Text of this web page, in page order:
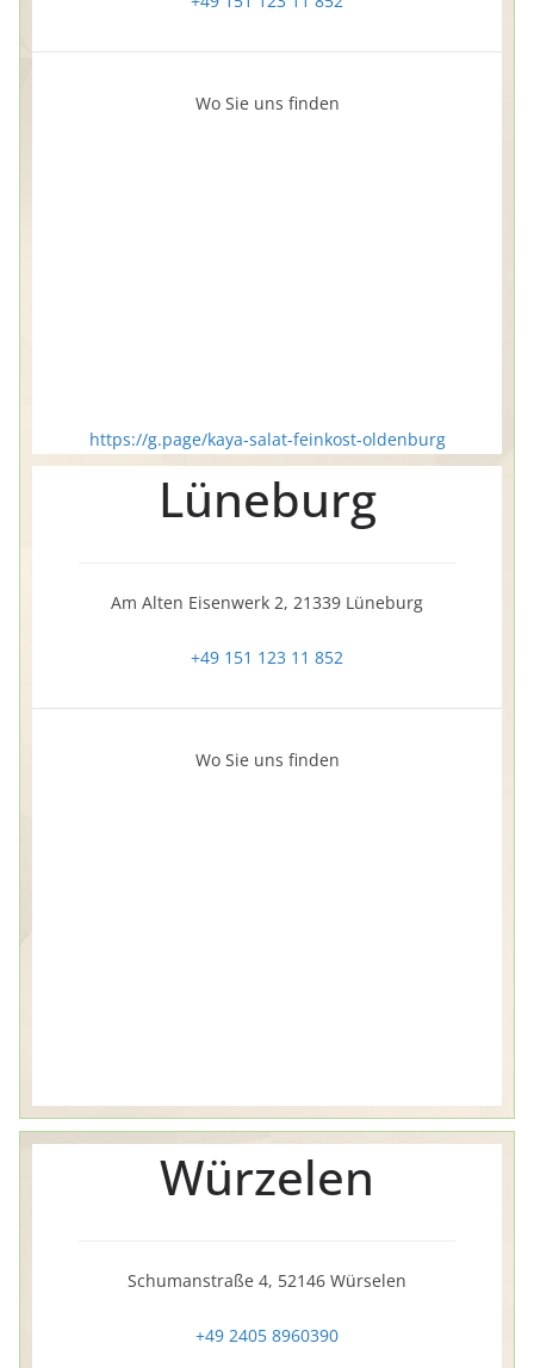
Wo Sie uns finden
https://g.page/kaya-salat-feinkost-oldenburg
Lüneburg
Am Alten Eisenwerk 2, 21339 Lüneburg
+49 151 123 11 852
Wo Sie uns finden
Würzelen
Schumanstraße 4, 52146 Würselen
+49 2405 8960390